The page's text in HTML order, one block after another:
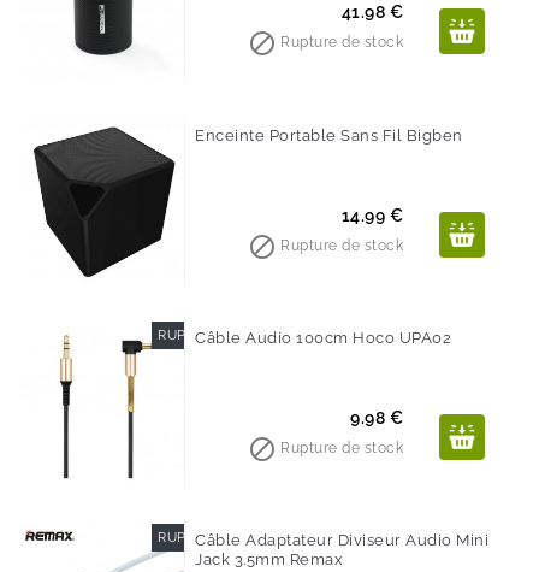
Prix
41.98 €
 Rupture de stock
Enceinte Portable Sans Fil Bigben
Prix
14.99 €
 Rupture de stock
RUPTURE DE STOCK
Câble Audio 100cm Hoco UPA02
Prix
9.98 €
 Rupture de stock
RUPTURE DE STOCK
Câble Adaptateur Diviseur Audio Mini
Jack 3.5mm Remax